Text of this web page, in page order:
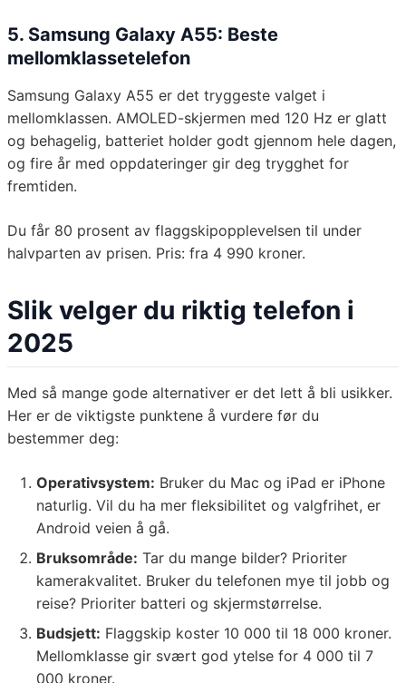
5. Samsung Galaxy A55: Beste
mellomklassetelefon
Samsung Galaxy A55 er det tryggeste valget i
mellomklassen. AMOLED-skjermen med 120 Hz er glatt
og behagelig, batteriet holder godt gjennom hele dagen,
og fire år med oppdateringer gir deg trygghet for
fremtiden.
Du får 80 prosent av flaggskipopplevelsen til under
halvparten av prisen. Pris: fra 4 990 kroner.
Slik velger du riktig telefon i
2025
Med så mange gode alternativer er det lett å bli usikker.
Her er de viktigste punktene å vurdere før du
bestemmer deg:
Operativsystem: Bruker du Mac og iPad er iPhone
naturlig. Vil du ha mer fleksibilitet og valgfrihet, er
Android veien å gå.
Bruksområde: Tar du mange bilder? Prioriter
kamerakvalitet. Bruker du telefonen mye til jobb og
reise? Prioriter batteri og skjermstørrelse.
Budsjett: Flaggskip koster 10 000 til 18 000 kroner.
Mellomklasse gir svært god ytelse for 4 000 til 7
000 kroner.